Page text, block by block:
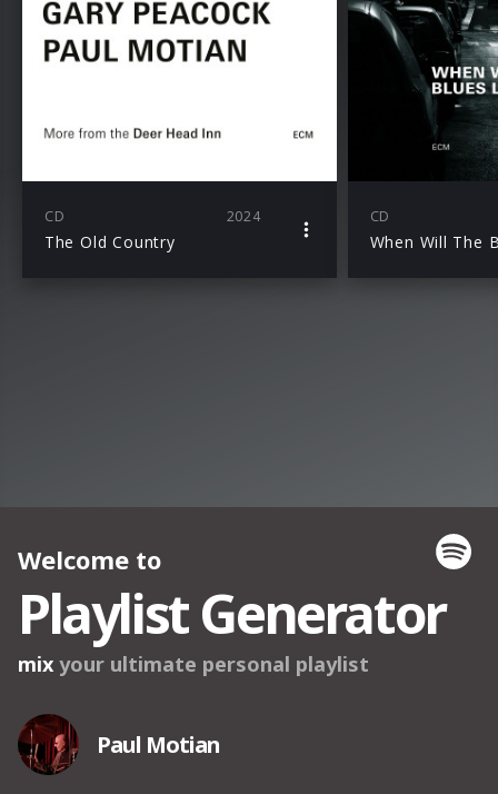
CD 2024
The Old Country
CD
When Will The